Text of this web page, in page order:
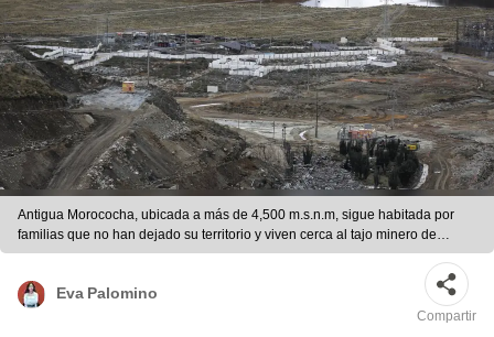
Antigua Morococha, ubicada a más de 4,500 m.s.n.m, sigue habitada por
familias que no han dejado su territorio y viven cerca al tajo minero de
Toromocho. Foto: Marco Cotrina / La República
Eva Palomino
Compartir